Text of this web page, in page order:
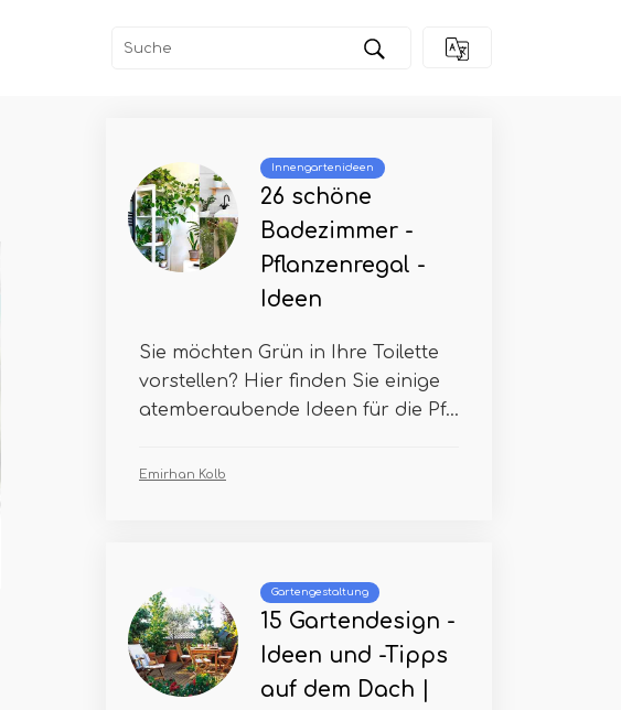
Innengartenideen
26 schöne
Badezimmer -
Pflanzenregal -
Ideen
Sie möchten Grün in Ihre Toilette
vorstellen? Hier finden Sie einige
atemberaubende Ideen für die Pf...
Emirhan Kolb
Gartengestaltung
15 Gartendesign -
Ideen und -Tipps
auf dem Dach |